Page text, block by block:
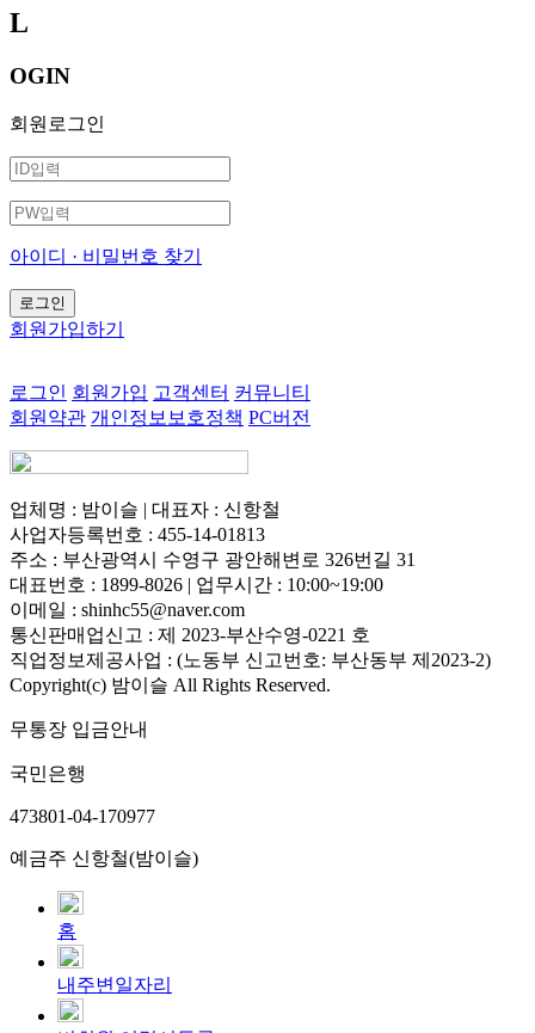
L
OGIN
회원로그인
아이디 · 비밀번호 찾기
회원가입하기
로그인 회원가입 고객센터 커뮤니티
회원약관 개인정보보호정책 PC버전
업체명 : 밤이슬 | 대표자 : 신항철
사업자등록번호 : 455-14-01813
주소 : 부산광역시 수영구 광안해변로 326번길 31
대표번호 : 1899-8026 | 업무시간 : 10:00~19:00
이메일 : shinhc55@naver.com
통신판매업신고 : 제 2023-부산수영-0221 호
직업정보제공사업 : (노동부 신고번호: 부산동부 제2023-2)
Copyright(c) 밤이슬 All Rights Reserved.
무통장 입금안내
국민은행
473801-04-170977
예금주 신항철(밤이슬)
홈
내주변일자리